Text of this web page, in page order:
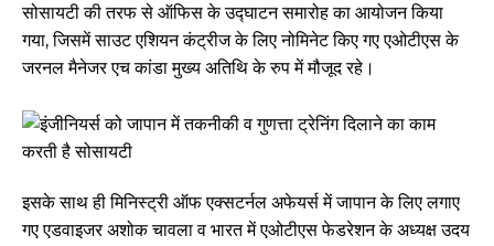
सोसायटी की तरफ से ऑफिस के उद्घाटन समारोह का आयोजन किया
गया, जिसमें साउट एशियन कंट्रीज के लिए नोमिनेट किए गए एओटीएस के
जरनल मैनेजर एच कांडा मुख्य अतिथि के रुप में मौजूद रहे।
इसके साथ ही मिनिस्ट्री ऑफ एक्सटर्नल अफेयर्स में जापान के लिए लगाए
गए एडवाइजर अशोक चावला व भारत में एओटीएस फेडरेशन के अध्यक्ष उदय